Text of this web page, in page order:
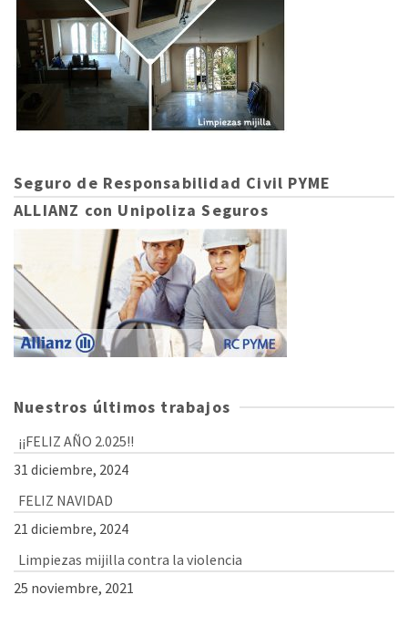
Seguro de Responsabilidad Civil PYME
ALLIANZ con Unipoliza Seguros
Nuestros últimos trabajos
¡¡FELIZ AÑO 2.025!!
31 diciembre, 2024
FELIZ NAVIDAD
21 diciembre, 2024
Limpiezas mijilla contra la violencia
25 noviembre, 2021